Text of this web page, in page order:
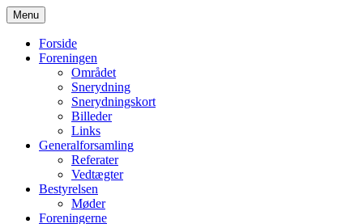
Hop
til
indhold
Grundejerforeningen Trankaer
Menu
Forside
Foreningen
Området
Snerydning
Snerydningskort
Billeder
Links
Generalforsamling
Referater
Vedtægter
Bestyrelsen
Møder
Foreningerne